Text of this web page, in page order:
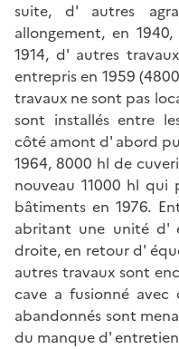
suite, d' autres
allongement, en
1914, d' autres
entrepris en 1959
travaux ne sont pas
sont installés entre
côté amont d' abord
1964, 8000 hl de
nouveau 11000 hl qui
bâtiments en 1976.
abritant une unité d'
droite, en retour d'
autres travaux sont
cave a fusionné avec
abandonnés sont
du manque d'